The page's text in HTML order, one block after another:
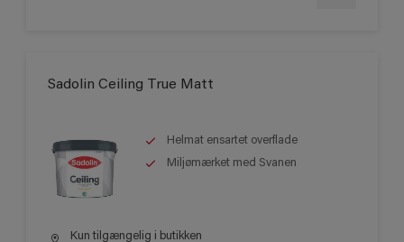
Sadolin Ceiling True Matt
Helmat ensartet overflade
Miljømærket med Svanen
Kun tilgængelig i butikken